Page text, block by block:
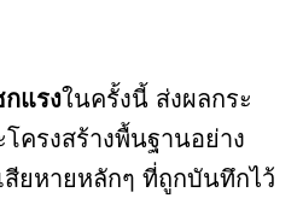
แรงในครั้งนี้ ส่งผลกระ
ครงสร้างพื้นฐานอย่าง
ยหายหลักๆ ที่ถูกบันทึกไว้